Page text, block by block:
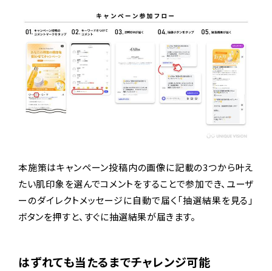
本施策はキャンペーン投稿内の画像に記載の3つから叶え
たい肌印象を選んでコメントをすることで参加でき、ユーザ
ーのダイレクトメッセージに自動で届く「抽選結果を見る」
ボタンを押すと、すぐに抽選結果が届きます。
はずれても当たるまでチャレンジ可能